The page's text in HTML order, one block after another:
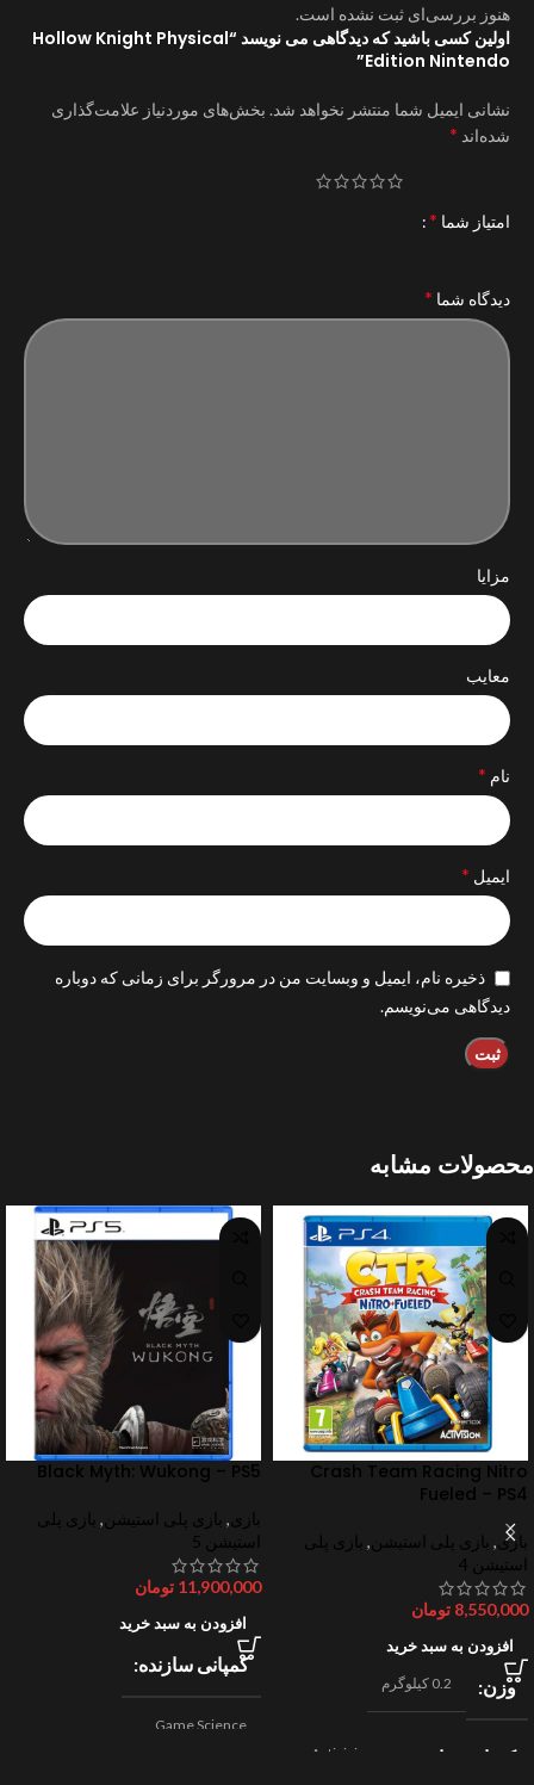
هنوز بررسی‌ای ثبت نشده است.
اولین کسی باشید که دیدگاهی می نویسد “Hollow Knight Physical
Edition Nintendo”
نشانی ایمیل شما منتشر نخواهد شد. بخش‌های موردنیاز علامت‌گذاری
شده‌اند *
امتیاز شما *
دیدگاه شما *
مزایا
معایب
نام *
ایمیل *
ذخیره نام، ایمیل و وبسایت من در مرورگر برای زمانی که دوباره
دیدگاهی می‌نویسم.
محصولات مشابه
Crash Team Racing Nitro
Fueled – PS4
بازی, بازی پلی استیشن , بازی پلی
استیشن 4
8,550,000 تومان
افزودن به سبد خرید
وزن 0.2 کیلوگرم
کمپانی سازنده
Activision
Black Myth: Wukong – PS5
بازی, بازی پلی استیشن , بازی پلی
استیشن 5
11,900,000 تومان
افزودن به سبد خرید
کمپانی سازنده
Game Science